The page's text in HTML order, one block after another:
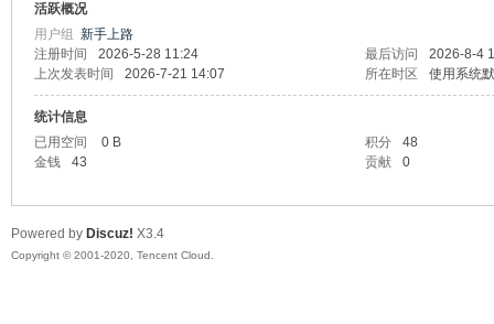
大
活跃概况
用户组 新手上路
注册时间
2026-5-28 11:24 最后访问
2026-8-4
上次发表时间
2026-7-21 14:07 所在时区 使用系统
统计信息
已用空间
0 B 积分
48
金钱
43 贡献 0
Powered by Discuz! X3.4
Copyright © 2001-2020, Tencent Cloud.